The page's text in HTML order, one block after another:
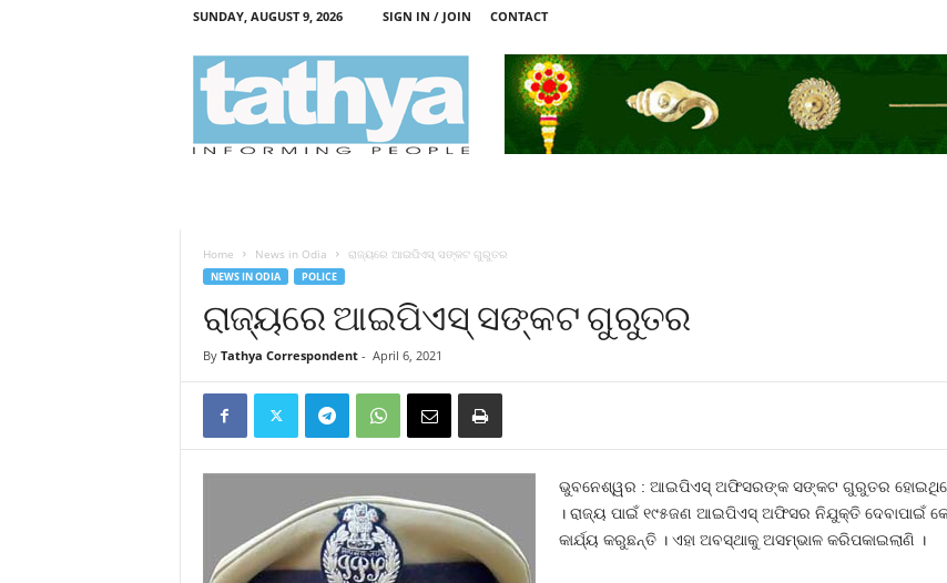
SUNDAY, AUGUST 9, 2026 SIGN IN / JOIN CONTACT
Home News in Odia ରାଜ୍ୟରେ ଆଇପିଏସ୍‍ ସଙ୍କଟ ଗୁରୁତର
NEWS IN ODIA POLICE
ରାଜ୍ୟରେ ଆଇପିଏସ୍‍ ସଙ୍କଟ ଗୁରୁତର
By Tathya Correspondent- April 6, 2021
ଭୁବନେଶ୍ୱର : ଆଇପିଏସ୍‍ ଅଫିସରଙ୍କ ସଙ୍କଟ ଗୁରୁତର ହୋଇଥିଲେ
। ରାଜ୍ୟ ପାଇଁ ୧୯୫ଜଣ ଆଇପିଏସ୍‍ ଅଫିସର ନିଯୁକ୍ତି ଦେବାପାଇଁ
କାର୍ଯ୍ୟ କରୁଛନ୍ତି । ଏହା ଅବସ୍ଥାକୁ ଅସମ୍ଭାଳ କରିପକାଇଲାଣି ।